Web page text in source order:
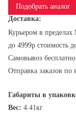
Подобрать аналог
Доставка:
Курьером в
до 4999р стоимость
Самовывоз
Отправка заказов по
Габариты в
Вес: 4.41кг